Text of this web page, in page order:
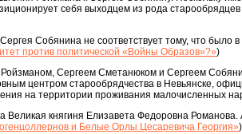
себя выходцем из рода старообрядцев
Собянина не соответствует тому, что
против политической «Войны Образов»?»)
Ройзманом, Сергеем Сметанюком и Сергеем
центром старообрядчества в Невьянске,
на территории проживания малочисленных
княгиня Елизавета Федоровна Романова.
и Белые Орлы Цесаревича Георгия»